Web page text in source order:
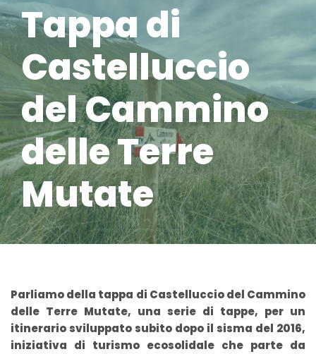
Tappa di
Castelluccio
del Cammino
delle Terre
Mutate
Parliamo della tappa di Castelluccio del Cammino
delle Terre Mutate, una serie di tappe, per un
itinerario sviluppato subito dopo il sisma del 2016,
iniziativa di turismo ecosolidale che parte da